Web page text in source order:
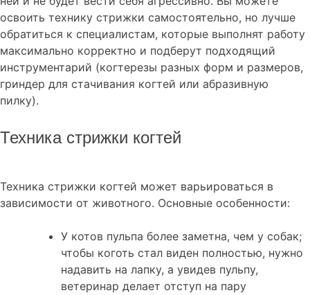
освоить технику стрижки самостоятельно, но лучше
обратиться к специалистам, которые выполнят работу
максимально корректно и подберут подходящий
инструментарий (когтерезы разных форм и размеров,
гриндер для стачивания когтей или абразивную
пилку).
Техника стрижки когтей
Техника стрижки когтей может варьироваться в
зависимости от животного. Основные особенности:
У котов пульпа более заметна, чем у собак;
чтобы коготь стал виден полностью, нужно
надавить на лапку, а увидев пульпу,
ветеринар делает отступ на пару